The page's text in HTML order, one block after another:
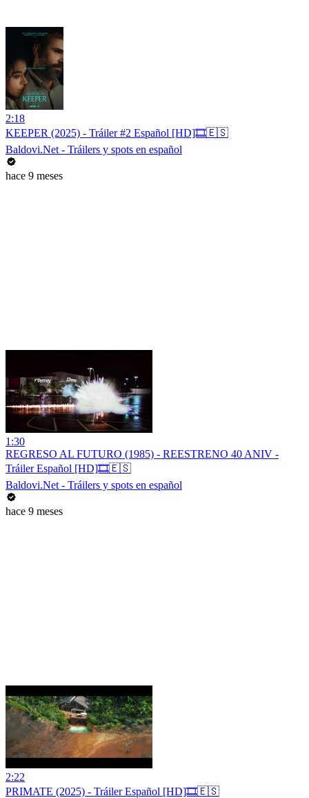
2:18
KEEPER (2025) - Tráiler #2 Español [HD]🎞️🇪🇸
Baldovi.Net - Tráilers y spots en español
hace 9 meses
1:30
REGRESO AL FUTURO (1985) - REESTRENO 40 ANIV -
Tráiler Español [HD]🎞️🇪🇸
Baldovi.Net - Tráilers y spots en español
hace 9 meses
2:22
PRIMATE (2025) - Tráiler Español [HD]🎞️🇪🇸